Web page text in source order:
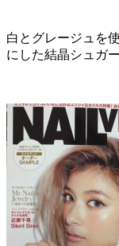
白とグレージュを
にした結晶シュガ